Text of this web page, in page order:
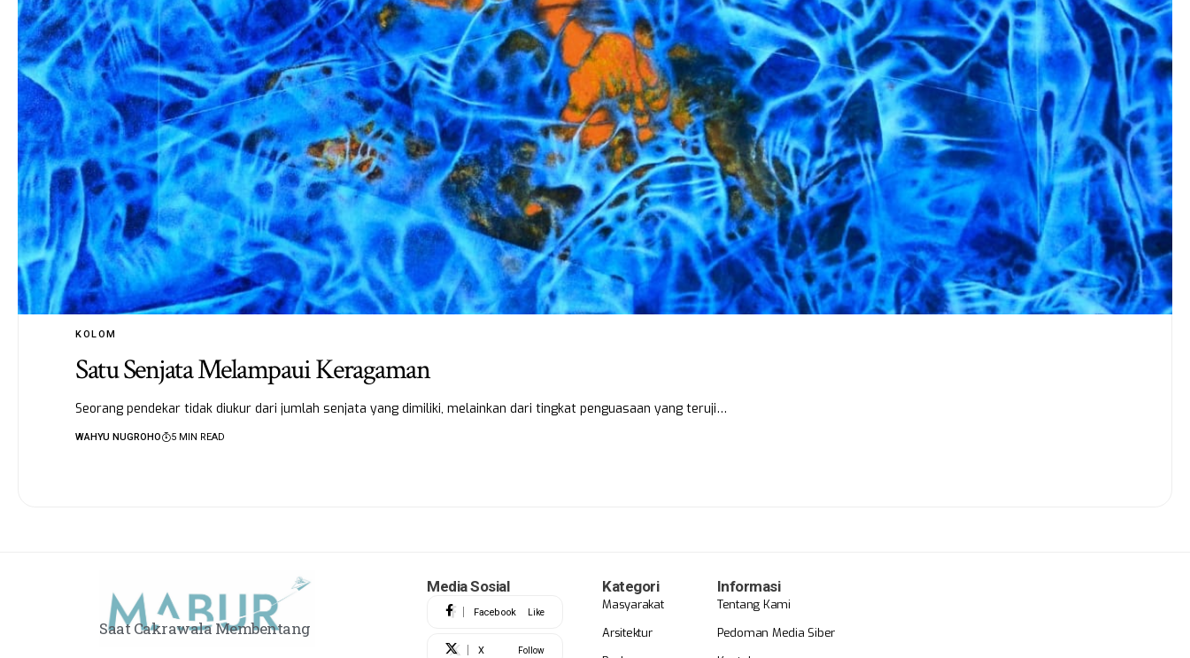
KOLOM
Satu Senjata Melampaui Keragaman
Seorang pendekar tidak diukur dari jumlah senjata yang dimiliki, melainkan dari tingkat penguasaan yang teruji…
WAHYU NUGROHO 5 MIN READ
Saat Cakrawala Membentang
Media Sosial
Facebook Like
X Follow
Kategori
Masyarakat
Arsitektur
Informasi
Tentang Kami
Pedoman Media Siber